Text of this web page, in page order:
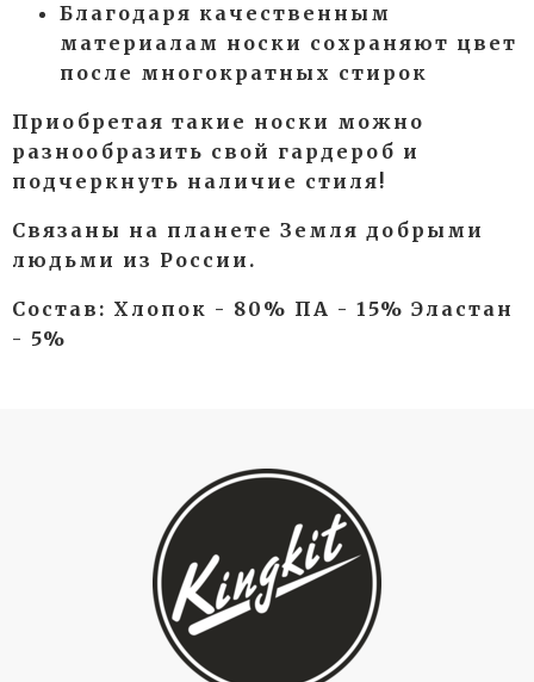
Благодаря качественным
материалам носки сохраняют цвет
после многократных стирок
Приобретая такие носки можно
разнообразить свой гардероб и
подчеркнуть наличие стиля!
Связаны на планете Земля добрыми
людьми из России.
Состав: Хлопок - 80% ПА - 15% Эластан
- 5%